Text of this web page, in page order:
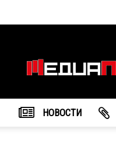
НОВОСТИ